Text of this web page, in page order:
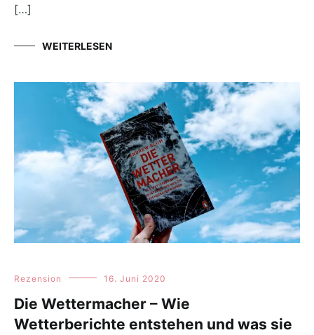
[…]
WEITERLESEN
Rezension 16. Juni 2020
Die Wettermacher – Wie
Wetterberichte entstehen und was sie